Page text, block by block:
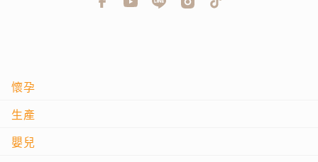
懷孕
生產
嬰兒